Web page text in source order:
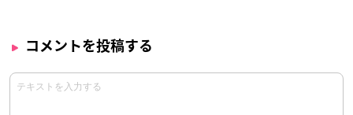
コメントを投稿する